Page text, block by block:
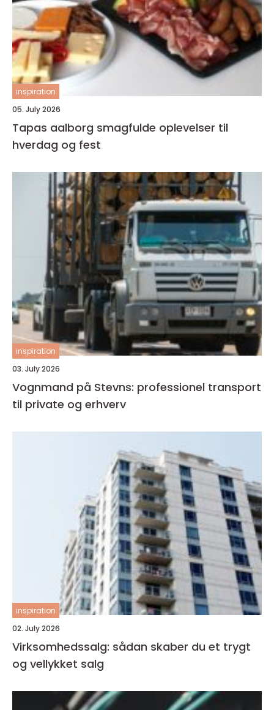
inspiration
05. July 2026
Tapas aalborg smagfulde oplevelser til
hverdag og fest
inspiration
03. July 2026
Vognmand på Stevns: professionel transport
til private og erhverv
inspiration
02. July 2026
Virksomhedssalg: sådan skaber du et trygt
og vellykket salg